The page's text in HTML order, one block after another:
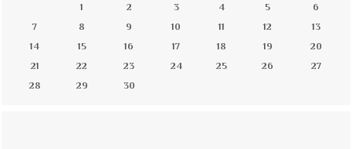
1 2 3 4 5
6
7
8 9 10 11 12
13
14
15 16 17 18 19
20
21
22 23 24 25 26
27
28
29 30